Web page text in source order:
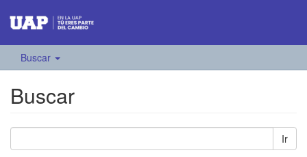
Buscar
Buscar
Ir